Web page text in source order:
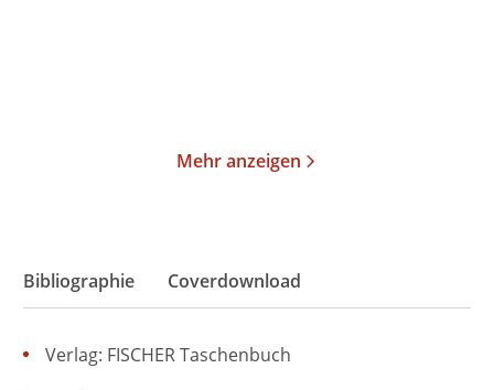
Mehr anzeigen
Bibliographie Coverdownload
Verlag: FISCHER Taschenbuch